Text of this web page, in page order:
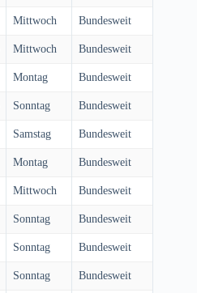
Mittwoch Bundesweit
Mittwoch Bundesweit
Montag Bundesweit
Sonntag Bundesweit
Samstag Bundesweit
Montag Bundesweit
Mittwoch Bundesweit
Sonntag Bundesweit
Sonntag Bundesweit
Sonntag Bundesweit